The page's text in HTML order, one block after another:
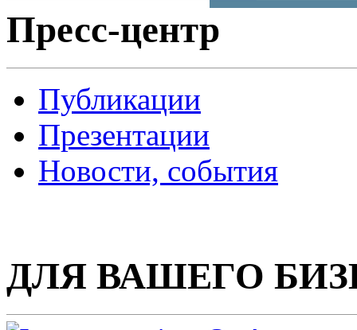
Пресс-центр
Публикации
Презентации
Новости, события
ДЛЯ ВАШЕГО